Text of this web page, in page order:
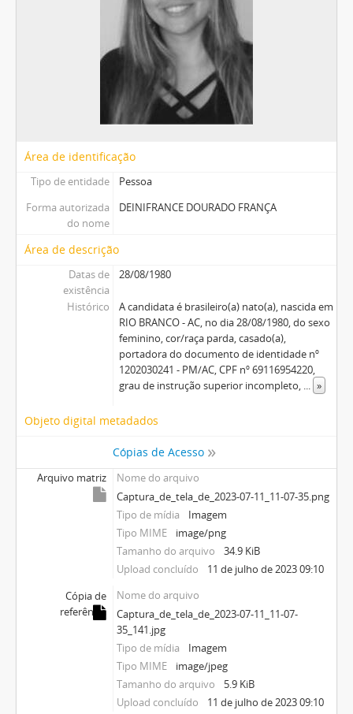
Área de identificação
Tipo de entidade
Pessoa
Forma autorizada
do nome
DEINIFRANCE DOURADO FRANÇA
Área de descrição
Datas de
existência
28/08/1980
Histórico
A candidata é brasileiro(a) nato(a), nascida em
RIO BRANCO - AC, no dia 28/08/1980, do sexo
feminino, cor/raça parda, casado(a),
portadora do documento de identidade nº
1202030241 - PM/AC, CPF nº 69116954220,
grau de instrução superior incompleto, ... »
Objeto digital metadados
Cópias de Acesso
Arquivo matriz
Nome do arquivo
Captura_de_tela_de_2023-07-11_11-07-35.png
Tipo de mídia
Imagem
Tipo MIME
image/png
Tamanho do arquivo
34.9 KiB
Upload concluído
11 de julho de 2023 09:10
Cópia de
referência
Nome do arquivo
Captura_de_tela_de_2023-07-11_11-07-
35_141.jpg
Tipo de mídia
Imagem
Tipo MIME
image/jpeg
Tamanho do arquivo
5.9 KiB
Upload concluído
11 de julho de 2023 09:10